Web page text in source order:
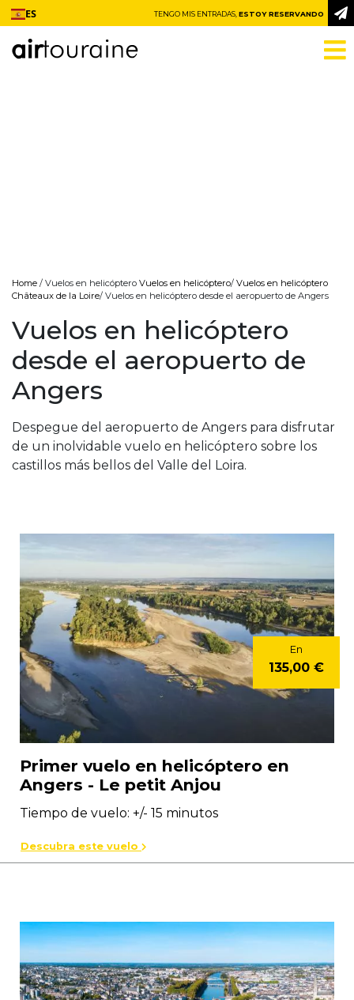
Ir al contenido
ES TENGO MIS ENTRADAS,ESTOY RESERVANDO
Home / Vuelos en helicóptero Vuelos en helicóptero/ Vuelos en helicóptero
Châteaux de la Loire/ Vuelos en helicóptero desde el aeropuerto de Angers
Vuelos en helicóptero
desde el aeropuerto de
Angers
Despegue del aeropuerto de Angers para disfrutar
de un inolvidable vuelo en helicóptero sobre los
castillos más bellos del Valle del Loira.
Primer vuelo en helicóptero en
Angers - Le petit Anjou
Tiempo de vuelo: +/- 15 minutos
En
135,00 €
Descubra este vuelo